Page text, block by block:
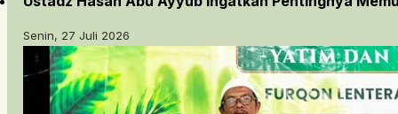
Senin, 27 Juli 2026